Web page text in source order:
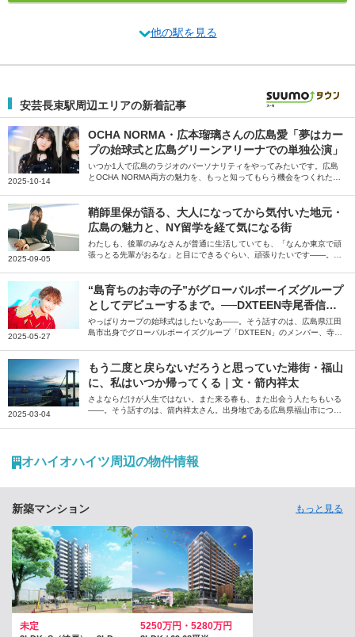
他の駅を見る
安芸長束駅周辺エリアの新着記事
2025-10-14
OCHA NORMA・広本瑠璃さんの広島愛「夢はカー
プの始球式と広島グリーンアリーナでの単独公演」
いつか1人で広島のラジオのパーソナリティをやってみたいです。広島
とOCHA NORMA両方の魅力を、もっと知ってもらう機会をつくれたら
いる広本さんに、広島愛をたっぷり語っていただきました。
2025-09-05
鞘師里保が語る、大人になってから気付いた地元・
広島の魅力と、NY留学を経て気になる街
わたしも、後輩のみなさんが普通に生活していても、「なんか東京で頑
張っとる先輩がおるな」と目にできるぐらい、頑張りたいです――。そ
しを経て、今、鞘師さんが住みたい街とは？
2025-05-27
“島育ちのお寺の子”がグローバルボーイズグループ
としてデビューするまで。──DXTEEN寺尾香信さ
んを育んだ地元・広島の温かさ
やっぱりカープの始球式はしたいなあ――。そう話すのは、広島県江田
島市出身でグローバルボーイズグループ「DXTEEN」のメンバー、寺尾
について伺いました。
2025-03-04
もう二度と戻らないだろうと思っていた港街・福山
に、私はいつか帰ってくる｜文・箭内祥太
さよならだけが人生ではない。また来る春も、また出会う人たちもいる
――。そう話すのは、箭内祥太さん。出身地である広島県福山市につい
オハイオハイツ周辺の物件情報
新築マンション もっと見る
未定 5250万円・5280万円